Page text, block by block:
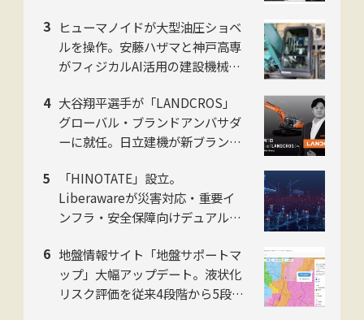
し、均質な自動吹付けを実現
ヒューマノイドが大型油圧ショベ
ルを操作。安藤ハザマと神戸高専
がフィジカルAI活用の建設機械自
大谷翔平選手が「LANDCROS」
グローバル・ブランドアンバサダ
ーに就任。日立建機が新ブランド
「HINOTATE」設立。
Liberawareが災害対応・重要イ
ンフラ・安全保障向けデュアルユ
立
地盤情報サイト「地盤サポートマ
ップ」大幅アップデート。液状化
リスク評価を従来4段階から5段階